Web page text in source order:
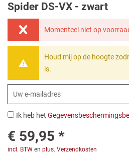
Spider DS-VX - zwart
Momenteel niet op
Houd mij op de hoogte
is.
Ik heb het
€ 59,95 *
incl. BTW en plus. Verzendkosten